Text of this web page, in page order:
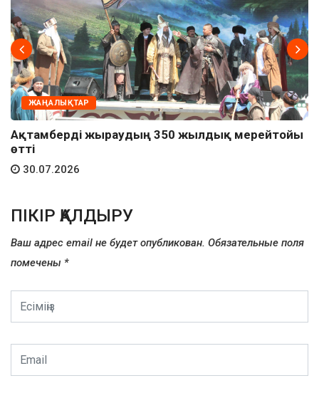
ЖАҢАЛЫҚТАР
Ақтамберді жыраудың 350 жылдық мерейтойы
өтті
30.07.2026
ПІКІР ҚАЛДЫРУ
Ваш адрес email не будет опубликован. Обязательные поля
помечены *